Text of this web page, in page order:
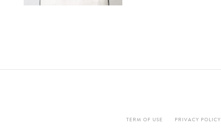
TERM OF USE PRIVACY POLICY